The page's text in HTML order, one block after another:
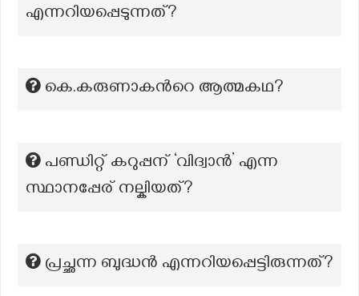
എന്നറിയപ്പെടുന്നത്?
കെ.കരുണാകന്‍റെ ആത്മകഥ?
പണ്ഡിറ്റ് കറുപ്പന് ‘വിദ്വാൻ’ എന്ന
സ്ഥാനപ്പേര് നല്കിയത്?
പ്രച്ഛന്ന ബുദ്ധൻ എന്നറിയപ്പെട്ടിരുന്നത്?